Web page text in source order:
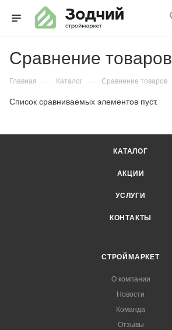
Сравнение товаров
Главная — Каталог — Сравнение товаров
Список сравниваемых элементов пуст.
КАТАЛОГ
АКЦИИ
УСЛУГИ
КОНТАКТЫ
СТРОЙМАРКЕТ
О компании
Новости
Команда
Отзывы